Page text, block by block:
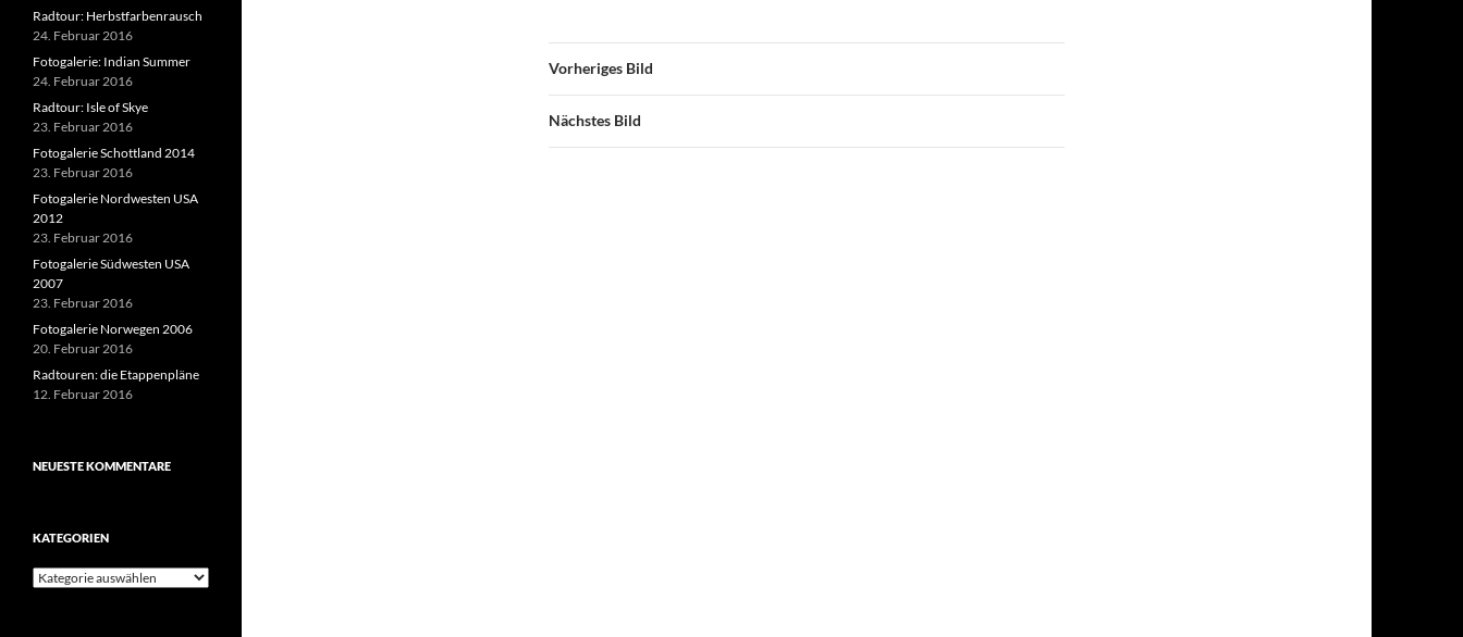
Vorheriges Bild
Nächstes Bild
Radtour: Herbstfarbenrausch
24. Februar 2016
Fotogalerie: Indian Summer
24. Februar 2016
Radtour: Isle of Skye
23. Februar 2016
Fotogalerie Schottland 2014
23. Februar 2016
Fotogalerie Nordwesten USA
2012
23. Februar 2016
Fotogalerie Südwesten USA
2007
23. Februar 2016
Fotogalerie Norwegen 2006
20. Februar 2016
Radtouren: die Etappenpläne
12. Februar 2016
NEUESTE KOMMENTARE
KATEGORIEN
Kategorien